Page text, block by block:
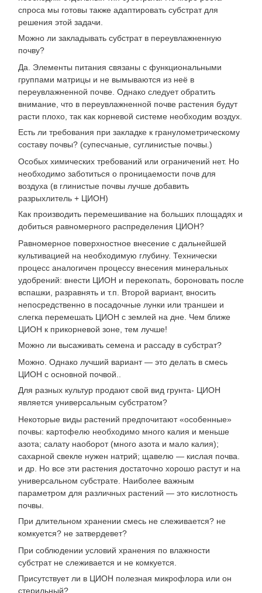
спроса мы готовы также адаптировать субстрат для
решения этой задачи.
Можно ли закладывать субстрат в переувлажненную
почву?
Да. Элементы питания связаны с функциональными
группами матрицы и не вымываются из неё в
переувлажненной почве. Однако следует обратить
внимание, что в переувлажненной почве растения будут
расти плохо, так как корневой системе необходим воздух.
Есть ли требования при закладке к гранулометрическому
составу почвы? (супесчаные, суглинистые почвы.)
Особых химических требований или ограничений нет. Но
необходимо заботиться о проницаемости почв для
воздуха (в глинистые почвы лучше добавить
разрыхлитель + ЦИОН)
Как производить перемешивание на больших площадях и
добиться равномерного распределения ЦИОН?
Равномерное поверхностное внесение с дальнейшей
культивацией на необходимую глубину. Технически
процесс аналогичен процессу внесения минеральных
удобрений: внести ЦИОН и перекопать, бороновать после
вспашки, разравнять и т.п. Второй вариант, вносить
непосредственно в посадочные лунки или траншеи и
слегка перемешать ЦИОН с землей на дне. Чем ближе
ЦИОН к прикорневой зоне, тем лучше!
Можно ли высаживать семена и рассаду в субстрат?
Можно. Однако лучший вариант — это делать в смесь
ЦИОН с основной почвой..
Для разных культур продают свой вид грунта- ЦИОН
является универсальным субстратом?
Некоторые виды растений предпочитают «особенные»
почвы: картофелю необходимо много калия и меньше
азота; салату наоборот (много азота и мало калия);
сахарной свекле нужен натрий; щавелю — кислая почва.
и др. Но все эти растения достаточно хорошо растут и на
универсальном субстрате. Наиболее важным
параметром для различных растений — это кислотность
почвы.
При длительном хранении смесь не слеживается? не
комкуется? не затвердевет?
При соблюдении условий хранения по влажности
субстрат не слеживается и не комкуется.
Присутствует ли в ЦИОН полезная микрофлора или он
стерильный?